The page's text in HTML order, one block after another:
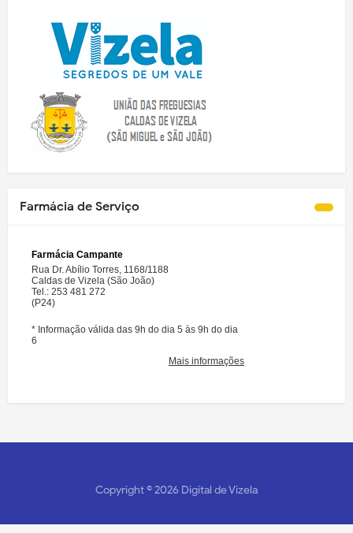
Farmácia de Serviço
Copyright ©2026 Digital de Vizela